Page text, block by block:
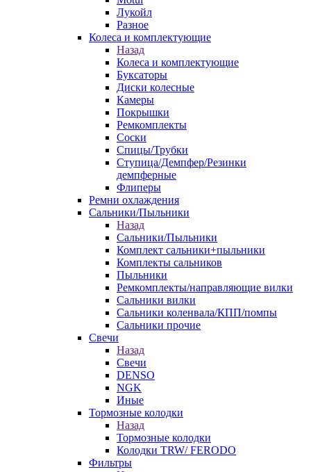
Лукойл
Разное
Колеса и комплектующие
Назад
Колеса и комплектующие
Буксаторы
Диски колесные
Камеры
Покрышки
Ремкомплекты
Соски
Спицы/Трубки
Ступица/Демпфер/Резинки
демпферные
Флиперы
Ремни охлаждения
Сальники/Пыльники
Назад
Сальники/Пыльники
Комплект сальники+пыльники
Комплекты сальников
Пыльники
Ремкомплекты/направляющие вилки
Сальники вилки
Сальники коленвала/КПП/помпы
Сальники прочие
Свечи
Назад
Свечи
DENSO
NGK
Иные
Тормозные колодки
Назад
Тормозные колодки
Колодки TRW/ FERODO
Фильтры